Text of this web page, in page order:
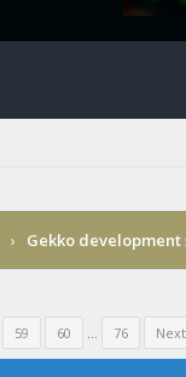
› Gekko
59 60 ... 76